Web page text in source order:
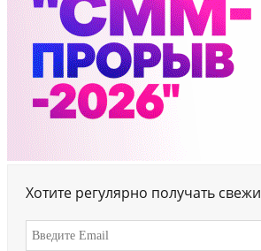
Хотите регулярно получать